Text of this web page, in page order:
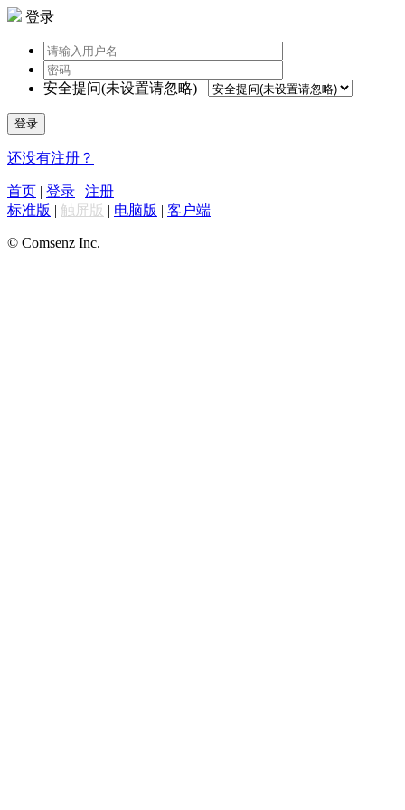
登录
安全提问(未设置请忽略)
登录
还没有注册？
首页 | 登录 | 注册
标准版 | 触屏版 | 电脑版 | 客户端
© Comsenz Inc.